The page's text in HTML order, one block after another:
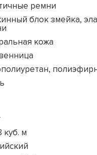
ремни
блок змейка,
кожа
куб. м